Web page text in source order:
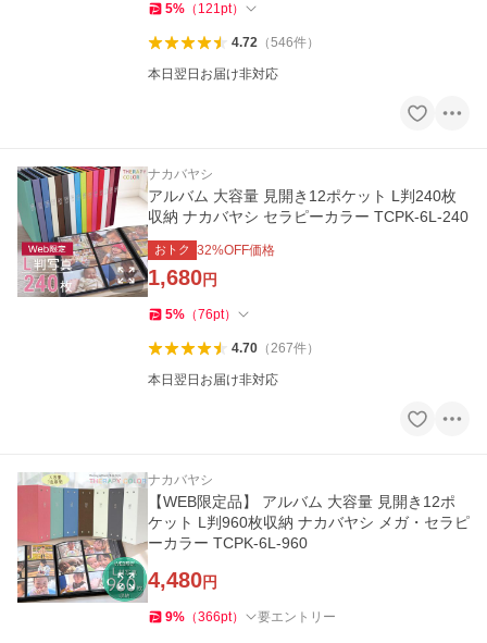
5% （ 121pt）
4.72（546件）
本日翌日お届け非対応
ナカバヤシ
アルバム 大容量 見開き12ポケット L判240枚
収納 ナカバヤシ セラピーカラー TCPK-6L-240
おトク 32%OFF価格
1,680円
5% （76pt）
4.70（267件）
本日翌日お届け非対応
ナカバヤシ
【WEB限定品】 アルバム 大容量 見開き12ポ
ケット L判960枚収納 ナカバヤシ メガ・セラピ
ーカラー TCPK-6L-960
4,480円
9% （366pt） 要エントリー